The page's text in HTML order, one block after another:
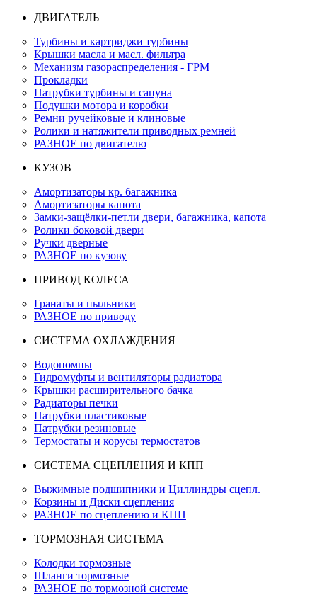
ДВИГАТЕЛЬ
Турбины и картриджи турбины
Крышки масла и масл. фильтра
Механизм газораспределения - ГРМ
Прокладки
Патрубки турбины и сапуна
Подушки мотора и коробки
Ремни ручейковые и клиновые
Ролики и натяжители приводных ремней
РАЗНОЕ по двигателю
КУЗОВ
Амортизаторы кр. багажника
Амортизаторы капота
Замки-защёлки-петли двери, багажника, капота
Ролики боковой двери
Ручки дверные
РАЗНОЕ по кузову
ПРИВОД КОЛЕСА
Гранаты и пыльники
РАЗНОЕ по приводу
СИСТЕМА ОХЛАЖДЕНИЯ
Водопомпы
Гидромуфты и вентиляторы радиатора
Крышки расширительного бачка
Радиаторы печки
Патрубки пластиковые
Патрубки резиновые
Термостаты и корусы термостатов
СИСТЕМА СЦЕПЛЕНИЯ И КПП
Выжимные подшипники и Циллиндры сцепл.
Корзины и Диски сцепления
РАЗНОЕ по сцеплению и КПП
ТОРМОЗНАЯ СИСТЕМА
Колодки тормозные
Шланги тормозные
РАЗНОЕ по тормозной системе